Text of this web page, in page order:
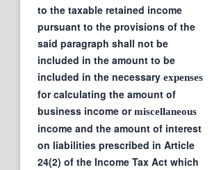
to the taxable retained income
pursuant to the provisions of the
said paragraph shall not be
included in the amount to be
included in the necessary expenses
for calculating the amount of
business income ormiscellaneous
income and the amount of interest
on liabilities prescribed in Article
24(2) of the Income Tax Act which